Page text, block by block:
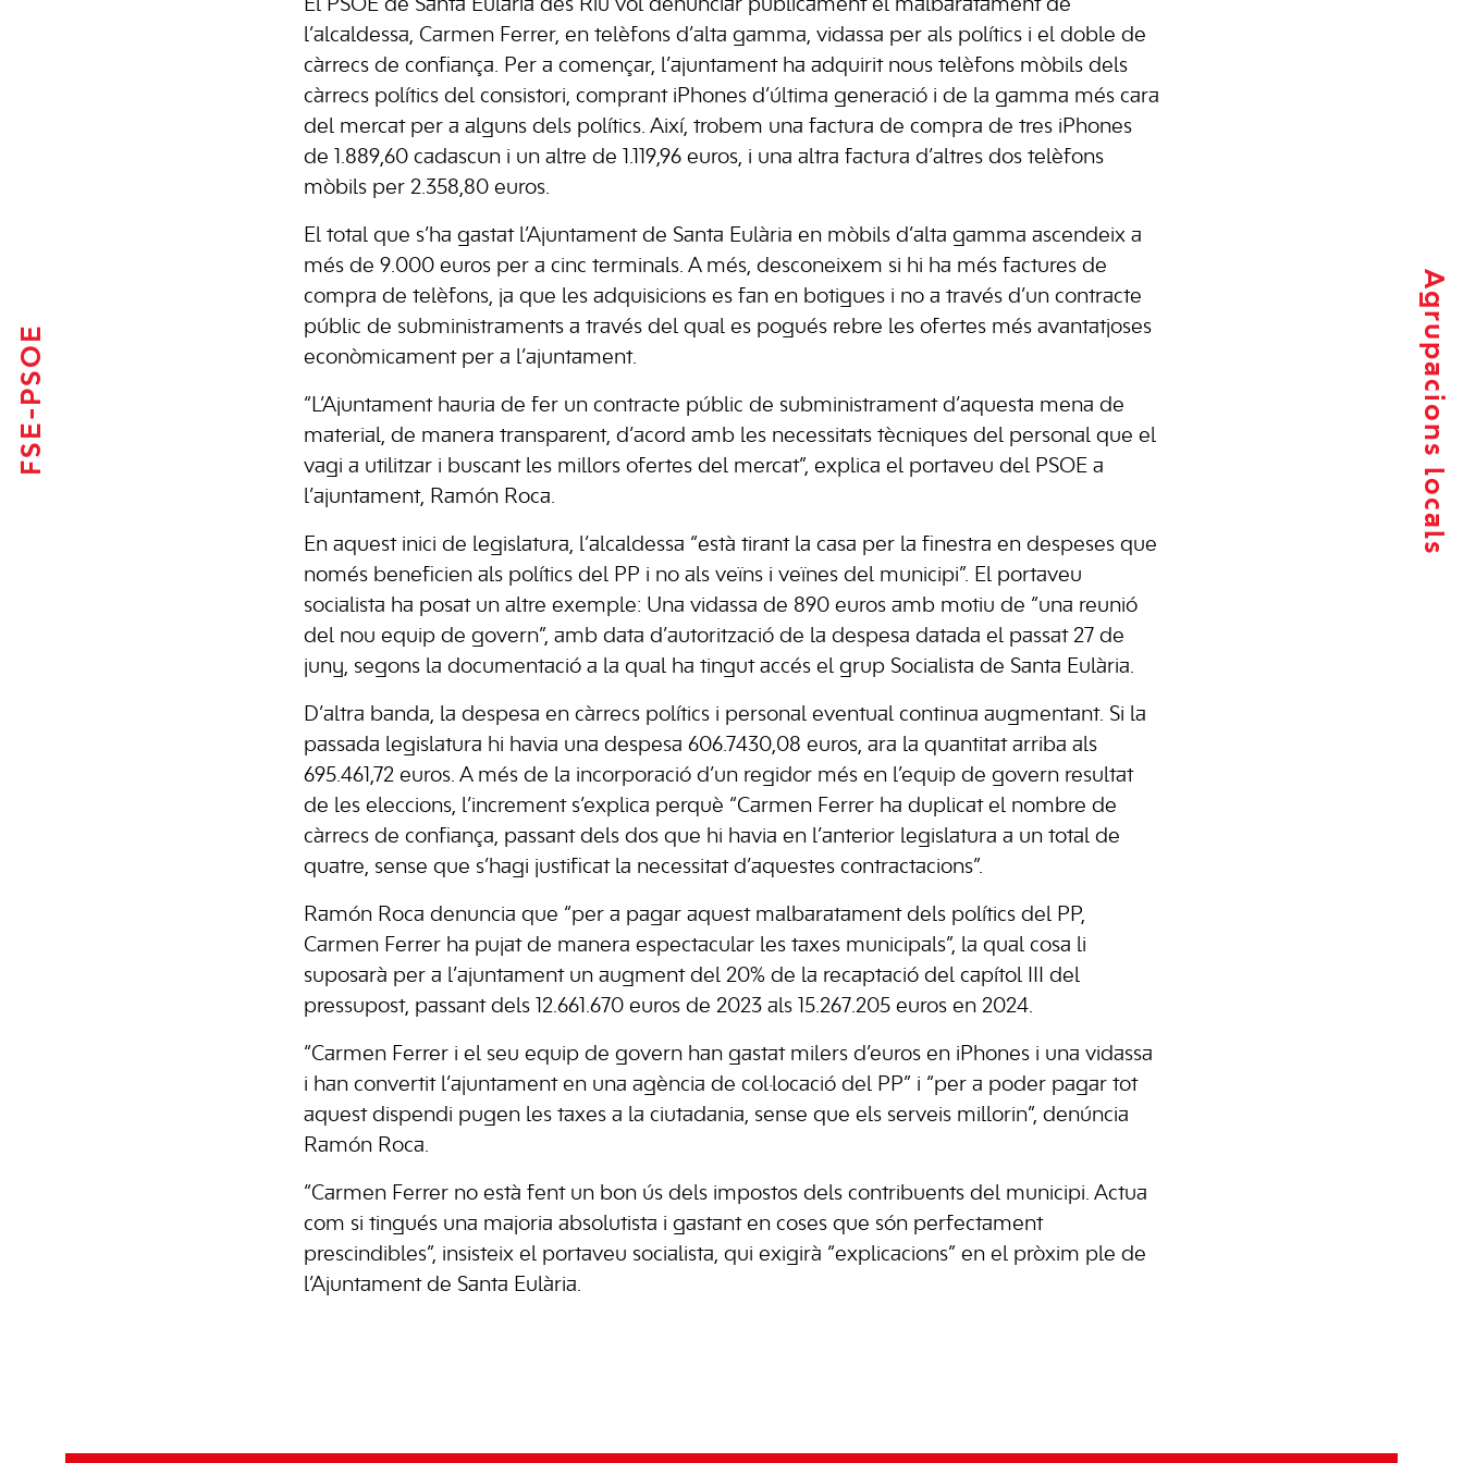
FSE-PSOE Agrupacions locals
El PSOE de Santa Eulària des Riu vol denunciar públicament el malbaratament de
l’alcaldessa, Carmen Ferrer, en telèfons d’alta gamma, vidassa per als polítics i el doble de
càrrecs de confiança. Per a començar, l’ajuntament ha adquirit nous telèfons mòbils dels
càrrecs polítics del consistori, comprant iPhones d’última generació i de la gamma més cara
del mercat per a alguns dels polítics. Així, trobem una factura de compra de tres iPhones
de 1.889,60 cadascun i un altre de 1.119,96 euros, i una altra factura d’altres dos telèfons
mòbils per 2.358,80 euros.
El total que s’ha gastat l’Ajuntament de Santa Eulària en mòbils d’alta gamma ascendeix a
més de 9.000 euros per a cinc terminals. A més, desconeixem si hi ha més factures de
compra de telèfons, ja que les adquisicions es fan en botigues i no a través d’un contracte
públic de subministraments a través del qual es pogués rebre les ofertes més avantatjoses
econòmicament per a l’ajuntament.
“L’Ajuntament hauria de fer un contracte públic de subministrament d’aquesta mena de
material, de manera transparent, d’acord amb les necessitats tècniques del personal que el
vagi a utilitzar i buscant les millors ofertes del mercat”, explica el portaveu del PSOE a
l’ajuntament, Ramón Roca.
En aquest inici de legislatura, l’alcaldessa “està tirant la casa per la finestra en despeses que
només beneficien als polítics del PP i no als veïns i veïnes del municipi”. El portaveu
socialista ha posat un altre exemple: Una vidassa de 890 euros amb motiu de “una reunió
del nou equip de govern”, amb data d’autorització de la despesa datada el passat 27 de
juny, segons la documentació a la qual ha tingut accés el grup Socialista de Santa Eulària.
D’altra banda, la despesa en càrrecs polítics i personal eventual continua augmentant. Si la
passada legislatura hi havia una despesa 606.7430,08 euros, ara la quantitat arriba als
695.461,72 euros. A més de la incorporació d’un regidor més en l’equip de govern resultat
de les eleccions, l’increment s’explica perquè “Carmen Ferrer ha duplicat el nombre de
càrrecs de confiança, passant dels dos que hi havia en l’anterior legislatura a un total de
quatre, sense que s’hagi justificat la necessitat d’aquestes contractacions”.
Ramón Roca denuncia que “per a pagar aquest malbaratament dels polítics del PP,
Carmen Ferrer ha pujat de manera espectacular les taxes municipals”, la qual cosa li
suposarà per a l’ajuntament un augment del 20% de la recaptació del capítol III del
pressupost, passant dels 12.661.670 euros de 2023 als 15.267.205 euros en 2024.
“Carmen Ferrer i el seu equip de govern han gastat milers d’euros en iPhones i una vidassa
i han convertit l’ajuntament en una agència de col·locació del PP” i “per a poder pagar tot
aquest dispendi pugen les taxes a la ciutadania, sense que els serveis millorin”, denúncia
Ramón Roca.
“Carmen Ferrer no està fent un bon ús dels impostos dels contribuents del municipi. Actua
com si tingués una majoria absolutista i gastant en coses que són perfectament
prescindibles”, insisteix el portaveu socialista, qui exigirà “explicacions” en el pròxim ple de
l’Ajuntament de Santa Eulària.